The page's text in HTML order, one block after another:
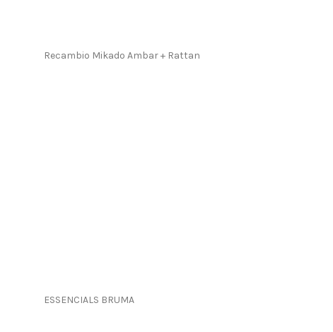
Recambio Mikado Ambar + Rattan
ESSENCIALS BRUMA